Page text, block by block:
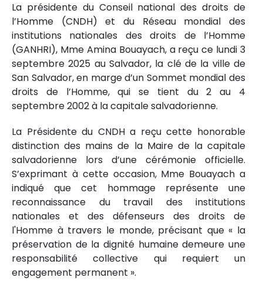
La présidente du Conseil national des droits de
l’Homme (CNDH) et du Réseau mondial des
institutions nationales des droits de l’Homme
(GANHRI), Mme Amina Bouayach, a reçu ce lundi 3
septembre 2025 au Salvador, la clé de la ville de
San Salvador, en marge d’un Sommet mondial des
droits de l’Homme, qui se tient du 2 au 4
septembre 2002 à la capitale salvadorienne.
La Présidente du CNDH a reçu cette honorable
distinction des mains de la Maire de la capitale
salvadorienne lors d’une cérémonie officielle.
S’exprimant à cette occasion, Mme Bouayach a
indiqué que cet hommage représente une
reconnaissance du travail des institutions
nationales et des défenseurs des droits de
l'Homme à travers le monde, précisant que « la
préservation de la dignité humaine demeure une
responsabilité collective qui requiert un
engagement permanent ».